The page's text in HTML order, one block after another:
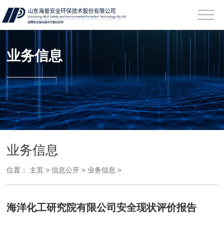
业务信息
业务信息
位置： 主页 >信息公开 > 业务信息 >
海洋化工研究院有限公司安全现状评价报告